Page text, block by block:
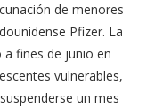
de menores
Pfizer. La
fines de junio en
vulnerables,
un mes